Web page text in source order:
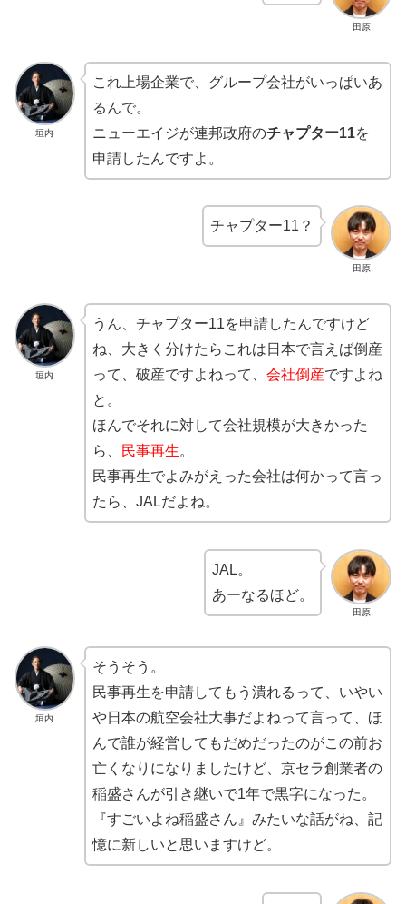
田原
垣内
これ上場企業で、グループ会社がいっぱいあ
るんで。
ニューエイジが連邦政府のチャプター11を
申請したんですよ。
田原
チャプター11？
垣内
うん、チャプター11を申請したんですけど
ね、大きく分けたらこれは日本で言えば倒産
って、破産ですよねって、 会社倒産ですよね
と。
ほんでそれに対して会社規模が大きかった
ら、
民事再生。
民事再生でよみがえった会社は何かって言っ
たら、JALだよね。
田原
JAL。
あーなるほど。
垣内
そうそう。
民事再生を申請してもう潰れるって、いやい
や日本の航空会社大事だよねって言って、ほ
んで誰が経営してもだめだったのがこの前お
亡くなりになりましたけど、京セラ創業者の
稲盛さんが引き継いで1年で黒字になった。
『すごいよね稲盛さん』みたいな話がね、記
憶に新しいと思いますけど。